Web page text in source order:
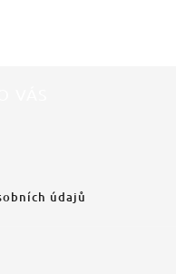
údajů